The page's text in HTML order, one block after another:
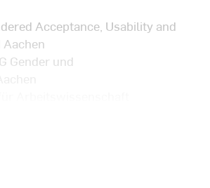
Acceptance, Usability and
Gender und